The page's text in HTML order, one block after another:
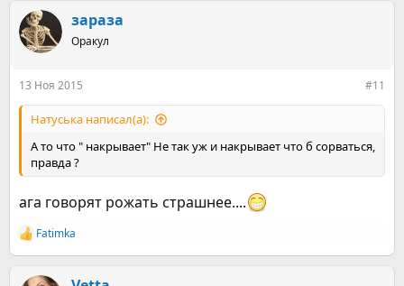
к
ц
и
зараза
Оракул
13 Ноя 2015 #11
Натуська написал(а):
А то что " накрывает" Не так уж и накрывает что б сорваться,
правда ?
ага говорят рожать страшнее....
Р
е
к
Fatimka